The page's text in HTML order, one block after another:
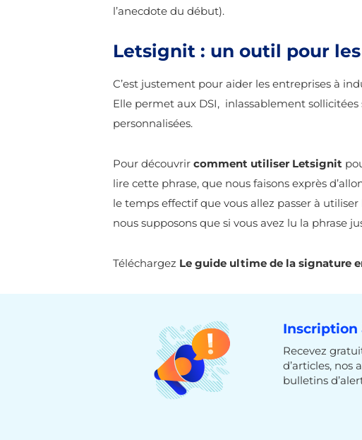
l’anecdote du début).
Letsignit : un outil pour
C’est justement pour aider les entreprises à
Elle permet aux DSI, inlassablement
personnalisées.
Pour découvrir comment utiliser Letsignit
lire cette phrase, que nous faisons exprès
le temps effectif que vous allez passer à
nous supposons que si vous avez lu la phrase
Téléchargez Le guide ultime de la signature
Inscription
Recevez
d’articles, nos
bulletins